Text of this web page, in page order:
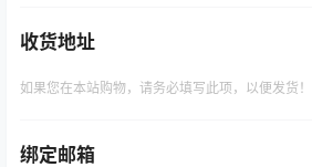
收货地址
如果您在本站购物，请务必填写此项，以便发货！
绑定邮箱